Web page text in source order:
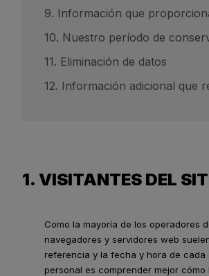
9. Información que
10. Nuestro período de
11. Eliminación de datos
12. Información adicional que
1. VISITANTES DEL
Como la mayoría de los operadores
navegadores y servidores web
referencia y la fecha y hora de cada
personal es comprender mejor